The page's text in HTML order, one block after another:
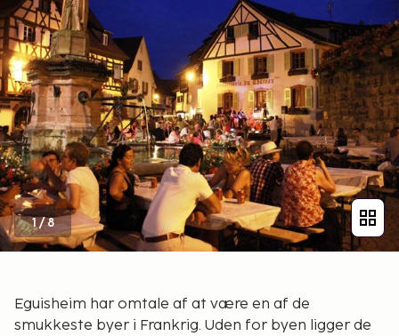
1/8
Eguisheim har omtale af at være en af de
smukkeste byer i Frankrig. Uden for byen ligger de